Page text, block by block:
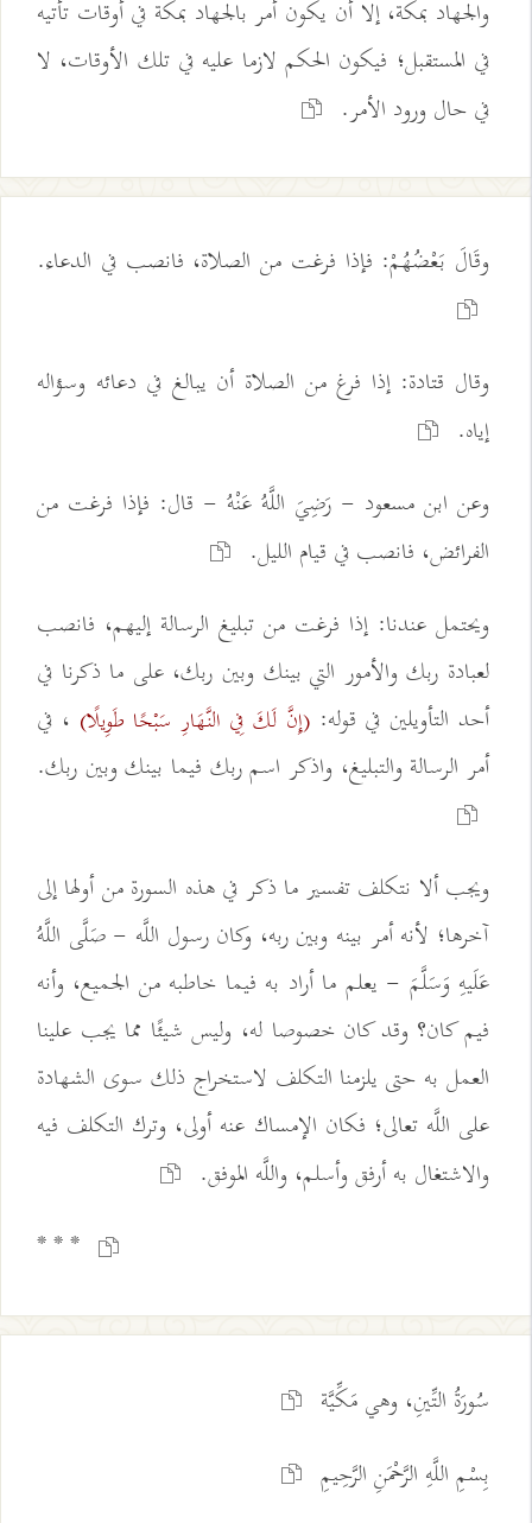
والجهاد بمكة، إلا أن يكون أمر بالجهاد بمكة في أوقات تأتيه
في المستقبل؛ فيكون الحكم لازما عليه في تلك الأوقات، لا
في حال ورود الأمر.
وقَالَ بَعْضُهُمْ: فإذا فرغت من الصلاة، فانصب في الدعاء.
وقال قتادة: إذا فرغ من الصلاة أن يبالغ في دعائه وسؤاله
إياه.
وعن ابن مسعود - رَضِيَ اللَّهُ عَنْهُ - قال: فإذا فرغت من
الفرائض، فانصب في قيام الليل.
ويحتمل عندنا: إذا فرغت من تبليغ الرسالة إليهم، فانصب
لعبادة ربك والأمور التي بينك وبين ربك، على ما ذكرنا في
أحد التأويلين في قوله:(إِنَّ لَكَ فِي النَّهَارِ سَبْحًا طَوِيلًا) ، في
أمر الرسالة والتبليغ، واذكر اسم ربك فيما بينك وبين ربك.
ويجب ألا نتكلف تفسير ما ذكر في هذه السورة من أولها إلى
آخرها؛ لأنه أمر بينه وبين ربه، وكان رسول اللَّه - صَلَّى اللَّهُ
عَلَيهِ وَسَلَّمَ - يعلم ما أراد به فيما خاطبه من الجميع، وأنه
فيم كان؟ وقد كان خصوصا له، وليس شيئًا مما يجب علينا
العمل به حتى يلزمنا التكلف لاستخراج ذلك سوى الشهادة
على اللَّه تعالى؛ فكان الإمساك عنه أولى، وترك التكلف فيه
والاشتغال به أرفق وأسلم، واللَّه الموفق.
* * *
سُورَةُ التِّينِ، وهي مَكِّيَّة
بِسْمِ اللَّهِ الرَّحْمَنِ الرَّحِيمِ